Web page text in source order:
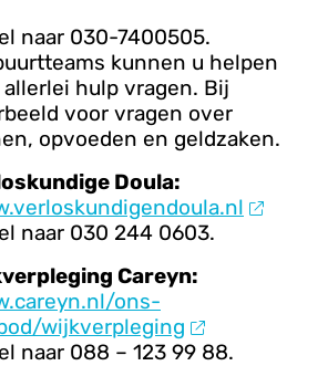
naar 030-7400505.
kunnen u helpen
hulp vragen. Bij
voor vragen over
opvoeden en geldzaken.
Doula:
naar 030 244 0603.
Careyn:
ons-
wijkverpleging
naar 088 – 123 99 88.